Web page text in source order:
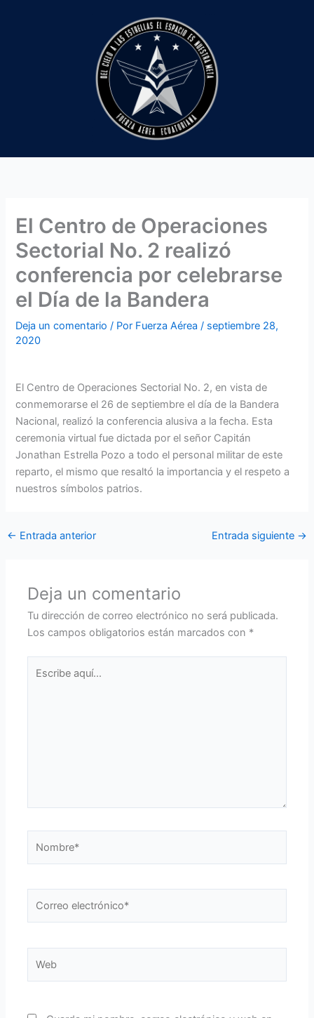
El Centro de Operaciones
Sectorial No. 2 realizó
conferencia por celebrarse
el Día de la Bandera
Deja un comentario / Por Fuerza Aérea/ septiembre 28,
2020
El Centro de Operaciones Sectorial No. 2, en vista de
conmemorarse el 26 de septiembre el día de la Bandera
Nacional, realizó la conferencia alusiva a la fecha. Esta
ceremonia virtual fue dictada por el señor Capitán
Jonathan Estrella Pozo a todo el personal militar de este
reparto, el mismo que resaltó la importancia y el respeto a
nuestros símbolos patrios.
← Entrada anterior Entrada siguiente →
Deja un comentario
Tu dirección de correo electrónico no será publicada.
Los campos obligatorios están marcados con *
aquí...